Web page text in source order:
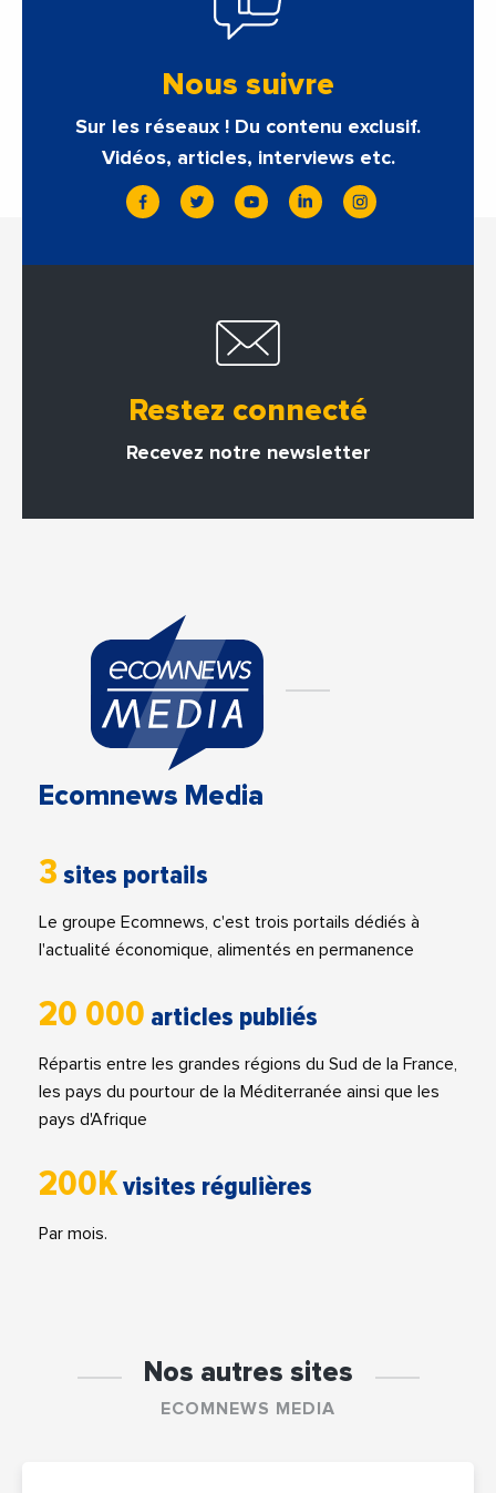
Nous suivre
Sur les réseaux ! Du contenu exclusif.
Vidéos, articles, interviews etc.
Restez connecté
Recevez notre newsletter
Ecomnews Media
3 sites portails
Le groupe Ecomnews, c'est trois portails dédiés à
l'actualité économique, alimentés en permanence
20 000 articles publiés
Répartis entre les grandes régions du Sud de la France,
les pays du pourtour de la Méditerranée ainsi que les
pays d'Afrique
200Kvisites régulières
Par mois.
Nos autres sites
ECOMNEWS MEDIA